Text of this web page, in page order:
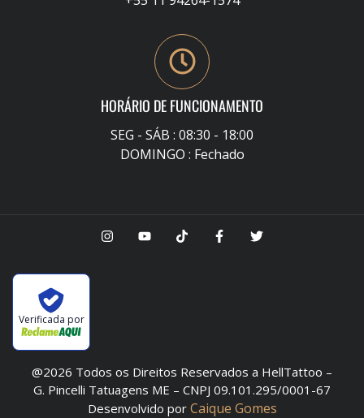
HORÁRIO DE FUNCIONAMENTO
SEG - SÁB : 08:30 - 18:00
DOMINGO : Fechado
Verificada por
@2026 Todos os Direitos Reservados a HellTattoo –
G. Pincelli Tatuagens ME – CNPJ 09.101.295/0001-67
Desenvolvido por Caique Gomes